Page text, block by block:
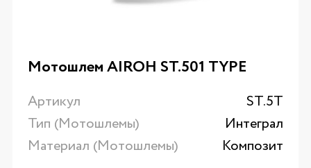
Мотошлем AIROH ST.501 TYPE
Артикул
ST.5T
Тип (Мотошлемы)
Интеграл
Материал (Мотошлемы)
Композит